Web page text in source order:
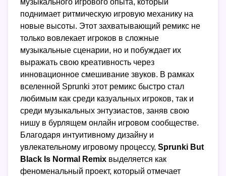
поднимает ритмическую игровую механику на
новые высоты. Этот захватывающий ремикс не
только вовлекает игроков в сложные
музыкальные сценарии, но и побуждает их
выражать свою креативность через
инновационное смешивание звуков. В рамках
вселенной Sprunki этот ремикс быстро стал
любимым как среди казуальных игроков, так и
среди музыкальных энтузиастов, заняв свою
нишу в бурлящем онлайн игровом сообществе.
Благодаря интуитивному дизайну и
увлекательному игровому процессу, Sprunki But
Black Is Normal Remix выделяется как
феноменальный проект, который отмечает